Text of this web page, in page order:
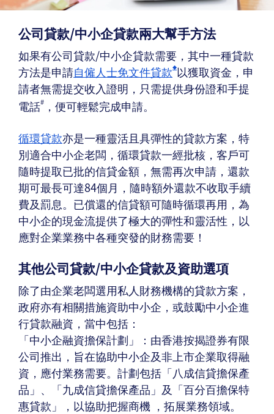
公司貸款/中小企貸款兩大幫手方法
如果有公司貸款/中小企貸款需要，其中一種貸款
方法是申請自僱人士免文件貸款◆以獲取資金，申
請者無需提交收入證明，只需提供身份證和手提
電話# ，便可輕鬆完成申請。
循環貸款亦是一種靈活且具彈性的貸款方案，特
別適合中小企老闆，循環貸款一經批核，客戶可
隨時提取已批的信貸金額，無需再次申請，還款
期可最長可達84個月，隨時額外還款不收取手續
費及罰息。已償還的信貸額可隨時循環再用，為
中小企的現金流提供了極大的彈性和靈活性，以
應對企業業務中各種突發的財務需要！
其他公司貸款/中小企貸款及資助選項
除了由企業老闆選用私人財務機構的貸款方案，
政府亦有相關措施資助中小企，或鼓勵中小企進
行貸款融資，當中包括：
「中小企融資擔保計劃」：由香港按揭證券有限
公司推出，旨在協助中小企及非上市企業取得融
資，應付業務需要。計劃包括「八成信貸擔保產
品」、「九成信貸擔保產品」及「百分百擔保特
惠貸款」，以協助把握商機 ，拓展業務領域。